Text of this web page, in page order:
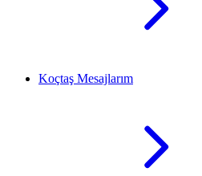
Koçtaş Mesajlarım